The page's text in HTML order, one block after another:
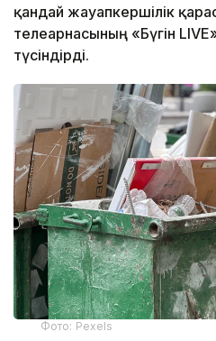
қандай жауапкершілік
телеарнасының «Бүгін
түсіндірді.
Фото: Pexels